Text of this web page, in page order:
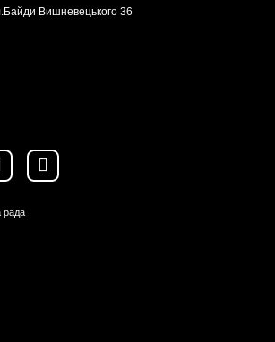
Вишневецького 36
рада